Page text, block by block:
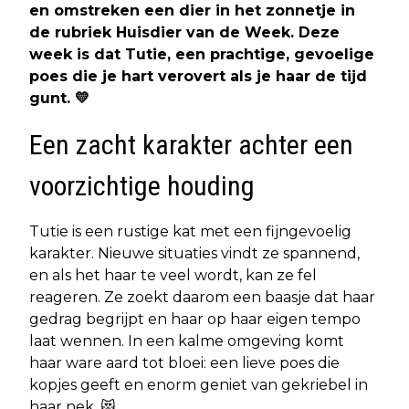
en omstreken een dier in het zonnetje in
de rubriek Huisdier van de Week. Deze
week is dat Tutie, een prachtige, gevoelige
poes die je hart verovert als je haar de tijd
gunt. 💛
Een zacht karakter achter een
voorzichtige houding
Tutie is een rustige kat met een fijngevoelig
karakter. Nieuwe situaties vindt ze spannend,
en als het haar te veel wordt, kan ze fel
reageren. Ze zoekt daarom een baasje dat haar
gedrag begrijpt en haar op haar eigen tempo
laat wennen. In een kalme omgeving komt
haar ware aard tot bloei: een lieve poes die
kopjes geeft en enorm geniet van gekriebel in